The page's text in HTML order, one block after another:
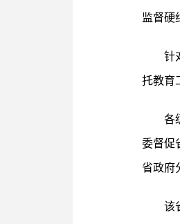
监督硬
针
托教育
各
委督促
省政府
该